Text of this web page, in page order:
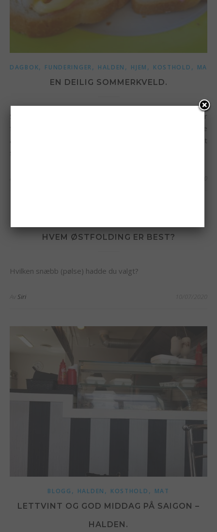
DAGBOK, FUNDERINGER, HALDEN , HJEM , KOSTHOLD , MAT
EN DEILIG SOMMERKVELD.
Sitter her på verandaen, hører måkene skrike i det de flyr
forbi. Kanskje kjenner de lukten av reker? Deilig og slappe
av med noen rekesmørbrød, sommeren blir liksom ikke helt
sommer uten synes jeg. Hører det tordne i det fjerne,…
HVEM ØSTFOLDING ER BEST?
Hvilken snæbb (pølse) hadde du valgt?
Siri
BLOGG , HALDEN , KOSTHOLD , MAT
LETTVINT OG GOD MIDDAG PÅ SAIGON –
HALDEN.